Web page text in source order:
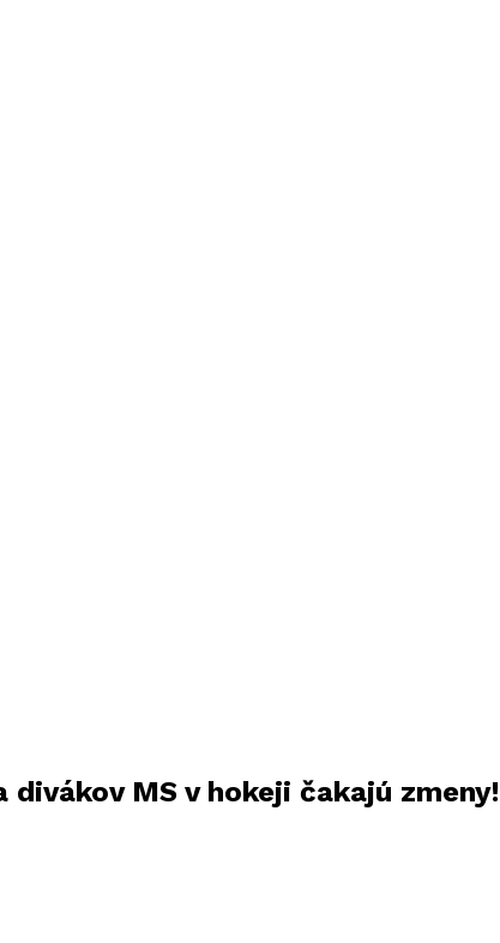
MS v hokeji čakajú zmeny!